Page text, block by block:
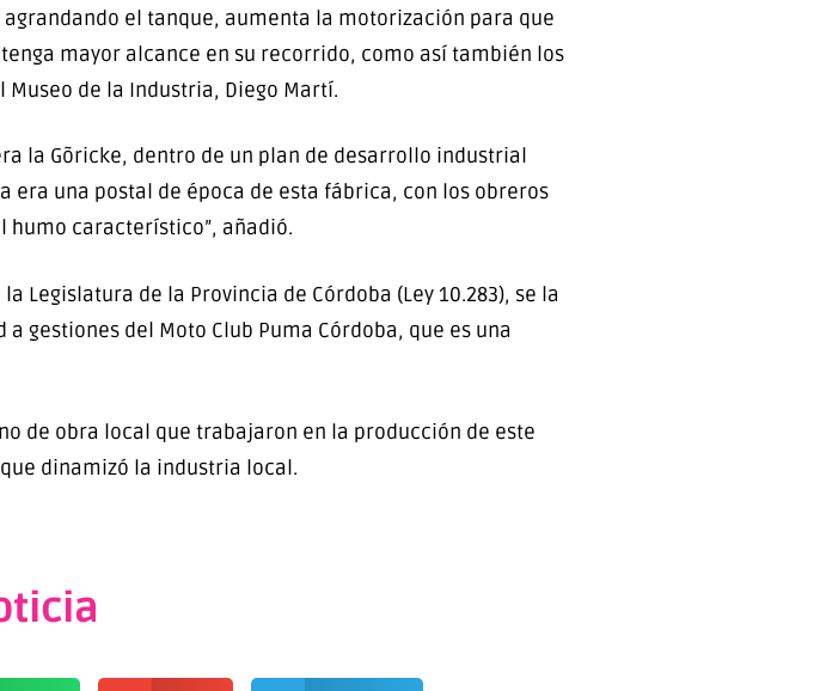
el tanque, aumenta la motorización para que
mayor alcance en su recorrido, como así también los
de la Industria, Diego Martí.
la Gõricke, dentro de un plan de desarrollo industrial
era una postal de época de esta fábrica, con los obreros
humo característico”, añadió.
Legislatura de la Provincia de Córdoba (Ley 10.283), se la
gestiones del Moto Club Puma Córdoba, que es una
de obra local que trabajaron en la producción de este
dinamizó la industria local.